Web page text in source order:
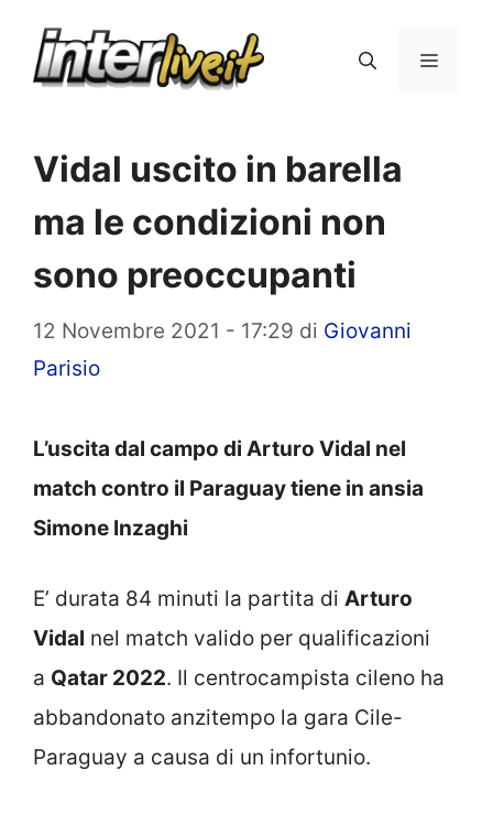
Menu
Vidal uscito in barella
ma le condizioni non
sono preoccupanti
12 Novembre 2021 - 17:29 di Giovanni
Parisio
L’uscita dal campo di Arturo Vidal nel
match contro il Paraguay tiene in ansia
Simone Inzaghi
E’ durata 84 minuti la partita di Arturo
Vidal nel match valido per qualificazioni
a Qatar 2022. Il centrocampista cileno ha
abbandonato anzitempo la gara Cile-
Paraguay a causa di un infortunio.